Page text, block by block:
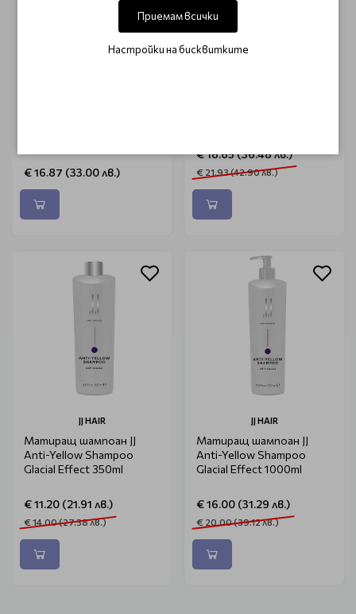
€ 16.87 (33.00 лв.)
€ 18.65 (36.48 лв.)
€ 21.93 (42.90 лв.)
JJ HAIR
Матиращ шампоан JJ
Anti-Yellow Shampoo
Glacial Effect 350ml
€ 11.20 (21.91 лв.)
€ 14.00 (27.38 лв.)
JJ HAIR
Матиращ шампоан JJ
Anti-Yellow Shampoo
Glacial Effect 1000ml
€ 16.00 (31.29 лв.)
€ 20.00 (39.12 лв.)
Приемам всички
Настройки на бисквитките